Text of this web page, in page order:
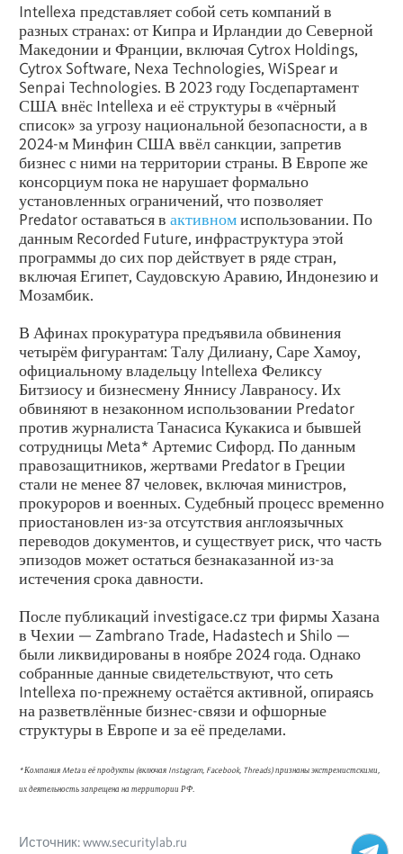
Intellexa представляет собой сеть компаний в
разных странах: от Кипра и Ирландии до Северной
Македонии и Франции, включая Cytrox Holdings,
Cytrox Software, Nexa Technologies, WiSpear и
Senpai Technologies. В 2023 году Госдепартамент
США внёс Intellexa и её структуры в «чёрный
список» за угрозу национальной безопасности, а в
2024-м Минфин США ввёл санкции, запретив
бизнес с ними на территории страны. В Европе же
консорциум пока не нарушает формально
установленных ограничений, что позволяет
Predator оставаться в активномиспользовании. По
данным Recorded Future, инфраструктура этой
программы до сих пор действует в ряде стран,
включая Египет, Саудовскую Аравию, Индонезию и
Мозамбик.
В Афинах прокуратура предъявила обвинения
четырём фигурантам: Талу Дилиану, Саре Хамоу,
официальному владельцу Intellexa Феликсу
Битзиосу и бизнесмену Яннису Лавраносу. Их
обвиняют в незаконном использовании Predator
против журналиста Танасиса Кукакиса и бывшей
сотрудницы Meta* Артемис Сифорд. По данным
правозащитников, жертвами Predator в Греции
стали не менее 87 человек, включая министров,
прокуроров и военных. Судебный процесс временно
приостановлен из-за отсутствия англоязычных
переводов документов, и существует риск, что часть
эпизодов может остаться безнаказанной из-за
истечения срока давности.
После публикаций investigace.cz три фирмы Хазана
в Чехии — Zambrano Trade, Hadastech и Shilo —
были ликвидированы в ноябре 2024 года. Однако
собранные данные свидетельствуют, что сеть
Intellexa по-прежнему остаётся активной, опираясь
на разветвлённые бизнес-связи и офшорные
структуры в Европе и за её пределами.
* Компания Meta и её продукты (включая Instagram, Facebook, Threads) признаны экстремистскими,
их деятельность запрещена на территории РФ.
Источник: www.securitylab.ru